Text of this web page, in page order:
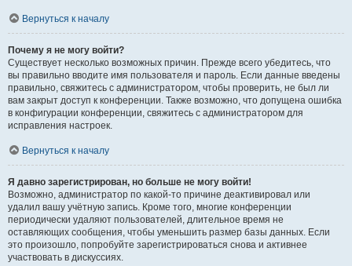
Вернуться к началу
Почему я не могу войти?
Существует несколько возможных причин. Прежде всего убедитесь, что
вы правильно вводите имя пользователя и пароль. Если данные введены
правильно, свяжитесь с администратором, чтобы проверить, не был ли
вам закрыт доступ к конференции. Также возможно, что допущена ошибка
в конфигурации конференции, свяжитесь с администратором для
исправления настроек.
Вернуться к началу
Я давно зарегистрирован, но больше не могу войти!
Возможно, администратор по какой-то причине деактивировал или
удалил вашу учётную запись. Кроме того, многие конференции
периодически удаляют пользователей, длительное время не
оставляющих сообщения, чтобы уменьшить размер базы данных. Если
это произошло, попробуйте зарегистрироваться снова и активнее
участвовать в дискуссиях.